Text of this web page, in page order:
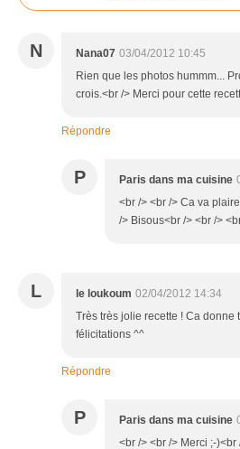
N Nana07 03/04/2012 10:45
Rien que les photos hummm...
crois.<br /> Merci pour cette
Répondre
P Paris dans ma cuisine
<br /> <br /> Ca va
/> Bisous<br /> <br />
L le loukoum 02/04/2012 14:34
Très très jolie recette ! Ca donne
félicitations ^^
Répondre
P Paris dans ma cuisine
<br /> <br /> Merci ;-)<br